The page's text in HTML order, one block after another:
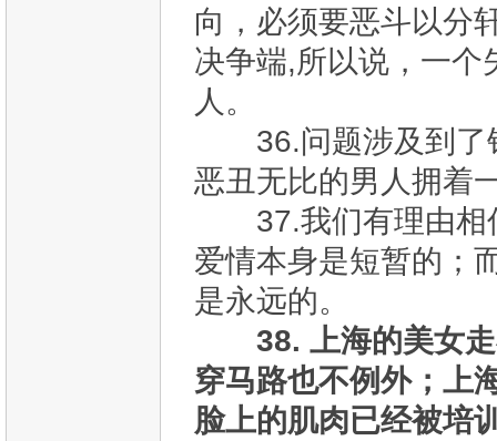
向，必须要恶斗以分
决争端,所以说，一个
人。
36.问题涉及到了
恶丑无比的男人拥着
37.我们有理由相
爱情本身是短暂的；
是永远的。
38. 上海的美女
穿马路也不例外；上
脸上的肌肉已经被培